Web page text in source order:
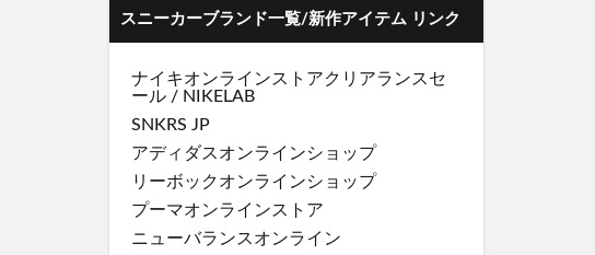
スニーカーブランド一覧/新作アイテム リンク
ナイキオンラインストアクリアランスセ
ール / NIKELAB
SNKRS JP
アディダスオンラインショップ
リーボックオンラインショップ
プーマオンラインストア
ニューバランスオンライン